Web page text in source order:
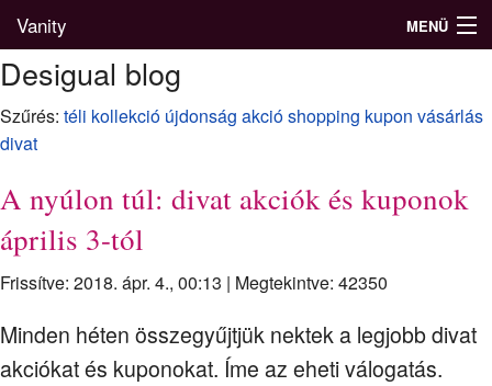
Vanity MENÜ
Divatblog
Divatkatalógus
Divatmárkák
Üzletek
Képgalériák
Desigual blog
Szűrés: téli kollekció újdonság akcióshopping kupon vásárlás
divat
A nyúlon túl: divat akciók és kuponok
április 3-tól
Frissítve: 2018. ápr. 4., 00:13 | Megtekintve: 42350
Minden héten összegyűjtjük nektek a legjobb divat
akciókat és kuponokat. Íme az eheti válogatás.